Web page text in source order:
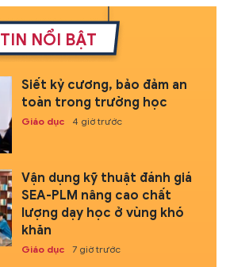
TIN NỔI BẬT
Siết kỷ cương, bảo đảm an
toàn trong trường học
Giáo dục 4 giờ trước
Vận dụng kỹ thuật đánh giá
SEA-PLM nâng cao chất
lượng dạy học ở vùng khó
khăn
Giáo dục 7 giờ trước